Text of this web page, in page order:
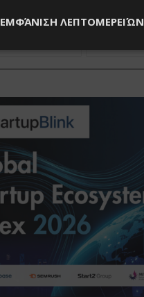
ΕΜΦΆΝΙΣΗ ΛΕΠΤΟΜΕΡΕΙΏΝ